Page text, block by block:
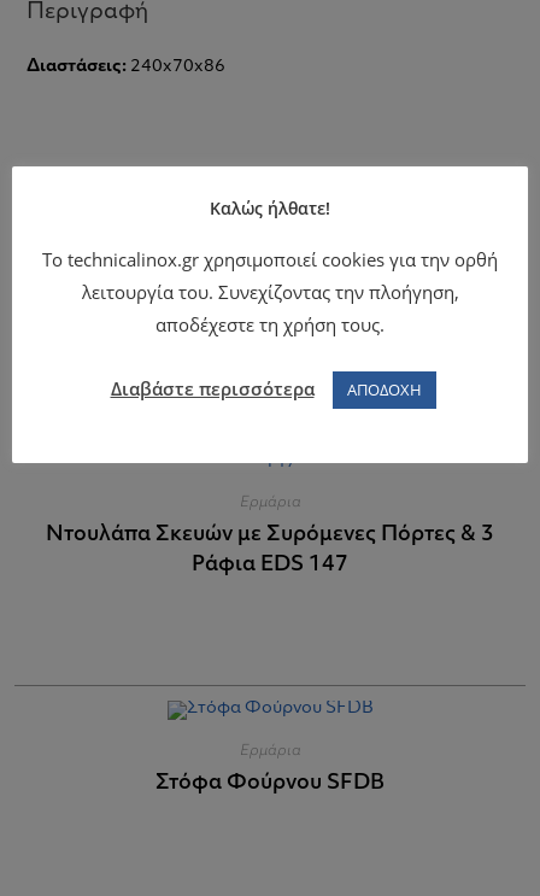
Περιγραφή
Διαστάσεις: 240x70x86
Ερμάρια
Ερμάριο με Συρώμενες Πόρτες ES 227
Ερμάρια
Ντουλάπα Σκευών με Συρόμενες Πόρτες & 3
Ράφια EDS 147
Ερμάρια
Στόφα Φούρνου SFDB
Καλώς ήλθατε!
Το technicalinox.gr χρησιμοποιεί cookies για την ορθή
λειτουργία του. Συνεχίζοντας την πλοήγηση,
αποδέχεστε τη χρήση τους.
Διαβάστε περισσότερα ΑΠΟΔΟΧΗ